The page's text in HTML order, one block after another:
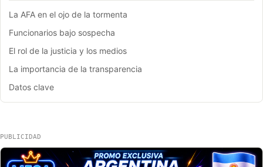
La AFA en el ojo de la tormenta
Funcionarios bajo sospecha
El rol de la justicia y los medios
La importancia de la transparencia
Datos clave
PUBLICIDAD